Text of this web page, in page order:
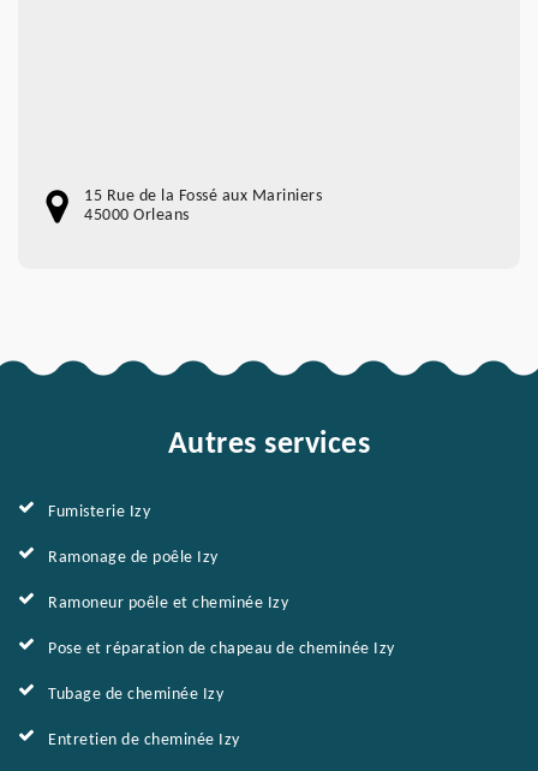
15 Rue de la Fossé aux Mariniers
45000 Orleans
Autres services
Fumisterie Izy
Ramonage de poêle Izy
Ramoneur poêle et cheminée Izy
Pose et réparation de chapeau de cheminée Izy
Tubage de cheminée Izy
Entretien de cheminée Izy